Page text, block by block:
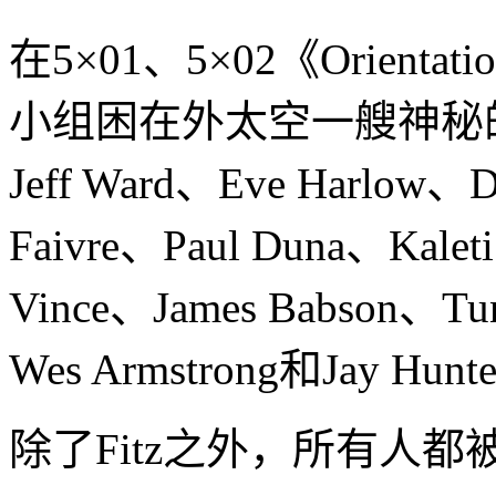
在5×01、5×02《
小组困在外太空一艘神
Jeff Ward、Eve Harlow、
Faivre、Paul Duna、
Vince、James Babson、
Wes Armstrong和Jay
除了Fitz之外，所有人都